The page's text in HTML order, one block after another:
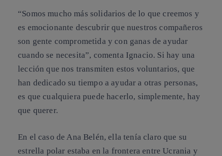
“Somos mucho más solidarios de lo que creemos y
es emocionante descubrir que nuestros compañeros
son gente comprometida y con ganas de ayudar
cuando se necesita”, comenta Ignacio. Si hay una
lección que nos transmiten estos voluntarios, que
han dedicado su tiempo a ayudar a otras personas,
es que cualquiera puede hacerlo, simplemente, hay
que querer.
En el caso de Ana Belén, ella tenía claro que su
estrella polar estaba en la frontera entre Ucrania y